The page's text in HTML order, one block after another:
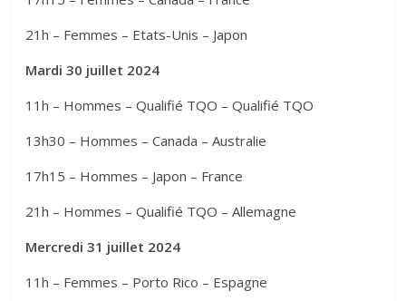
21h – Femmes – Etats-Unis – Japon
Mardi 30 juillet 2024
11h – Hommes – Qualifié TQO – Qualifié TQO
13h30 – Hommes – Canada – Australie
17h15 – Hommes – Japon – France
21h – Hommes – Qualifié TQO – Allemagne
Mercredi 31 juillet 2024
11h – Femmes – Porto Rico – Espagne